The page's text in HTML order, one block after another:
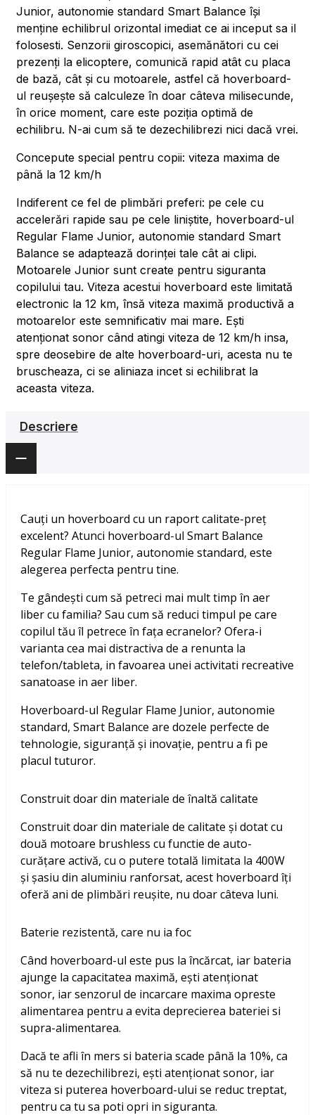
Junior, autonomie standard Smart Balance își
menține echilibrul orizontal imediat ce ai inceput sa il
folosesti. Senzorii giroscopici, asemănători cu cei
prezenți la elicoptere, comunică rapid atât cu placa
de bază, cât și cu motoarele, astfel că hoverboard-
ul reușește să calculeze în doar câteva milisecunde,
în orice moment, care este poziția optimă de
echilibru. N-ai cum să te dezechilibrezi nici dacă vrei.
Concepute special pentru copii: viteza maxima de
până la 12 km/h
Indiferent ce fel de plimbări preferi: pe cele cu
accelerări rapide sau pe cele liniștite, hoverboard-ul
Regular Flame Junior, autonomie standard Smart
Balance se adaptează dorinței tale cât ai clipi.
Motoarele Junior sunt create pentru siguranta
copilului tau. Viteza acestui hoverboard este limitată
electronic la 12 km, însă viteza maximă productivă a
motoarelor este semnificativ mai mare. Ești
atenționat sonor când atingi viteza de 12 km/h insa,
spre deosebire de alte hoverboard-uri, acesta nu te
bruscheaza, ci se aliniaza incet si echilibrat la
aceasta viteza.
Descriere
Cauți un hoverboard cu un raport calitate-preț
excelent? Atunci hoverboard-ul Smart Balance
Regular Flame Junior, autonomie standard, este
alegerea perfecta pentru tine.
Te gândești cum să petreci mai mult timp în aer
liber cu familia? Sau cum să reduci timpul pe care
copilul tău îl petrece în fața ecranelor? Ofera-i
varianta cea mai distractiva de a renunta la
telefon/tableta, in favoarea unei activitati recreative
sanatoase in aer liber.
Hoverboard-ul Regular Flame Junior, autonomie
standard, Smart Balance are dozele perfecte de
tehnologie, siguranță și inovație, pentru a fi pe
placul tuturor.
Construit doar din materiale de înaltă calitate
Construit doar din materiale de calitate și dotat cu
două motoare brushless cu functie de auto-
curățare activă, cu o putere totală limitata la 400W
și șasiu din aluminiu ranforsat, acest hoverboard îți
oferă ani de plimbări reușite, nu doar câteva luni.
Baterie rezistentă, care nu ia foc
Când hoverboard-ul este pus la încărcat, iar bateria
ajunge la capacitatea maximă, ești atenționat
sonor, iar senzorul de incarcare maxima opreste
alimentarea pentru a evita deprecierea bateriei si
supra-alimentarea.
Dacă te afli în mers si bateria scade până la 10%, ca
să nu te dezechilibrezi, ești atenționat sonor, iar
viteza si puterea hoverboard-ului se reduc treptat,
pentru ca tu sa poti opri in siguranta.